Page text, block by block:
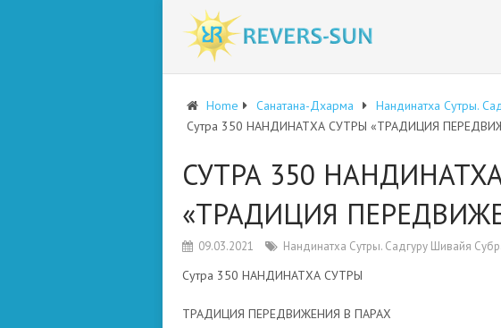
Home Санатана-Дхарма
Нандинатха Сутры.
Сутра 350 НАНДИНАТХА СУТРЫ «ТРАДИЦИЯ
СУТРА 350
«ТРАДИЦИЯ
09.03.2021 Нандинатха Сутры. Садгуру Шивайя
Сутра 350 НАНДИНАТХА СУТРЫ
ТРАДИЦИЯ ПЕРЕДВИЖЕНИЯ В ПАРАХ